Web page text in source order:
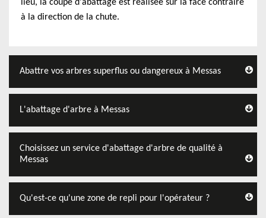
lieu, la coupe d'abattage est réalisée sur la face contraire
à la direction de la chute.
Abattre vos arbres superflus ou dangereux à Messas
L'abattage d'arbre à Messas
Choisissez un service d'abattage d'arbre de qualité à
Messas
Qu'est-ce qu'une zone de repli pour l'opérateur ?